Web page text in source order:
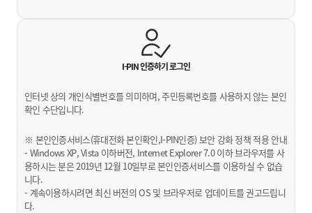
I-PIN 인증하기로그인
인터넷 상의 개인식별번호를 의미하며, 주민등록번호를 사용하지 않는 본인
확인 수단입니다.
※ 본인인증서비스(휴대전화 본인확인,I-PIN인증) 보안 강화 정책 적용 안내
- Windows XP, Vista 이하버전, Internet Explorer 7.0 이하 브라우저를 사
용하시는 분은 2019년 12월 10일부로 본인인증서비스를 이용하실 수 없습
니다.
- 계속이용하시려면 최신 버전의 OS 및 브라우저로 업데이트를 권고드립니
다.